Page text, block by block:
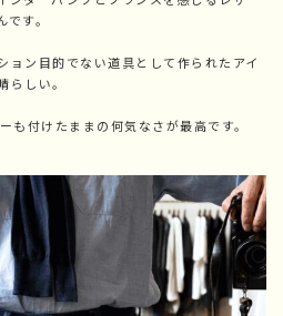
す。
ン目的でない道具として作られたアイ
しい。
付けたままの何気なさが最高です。